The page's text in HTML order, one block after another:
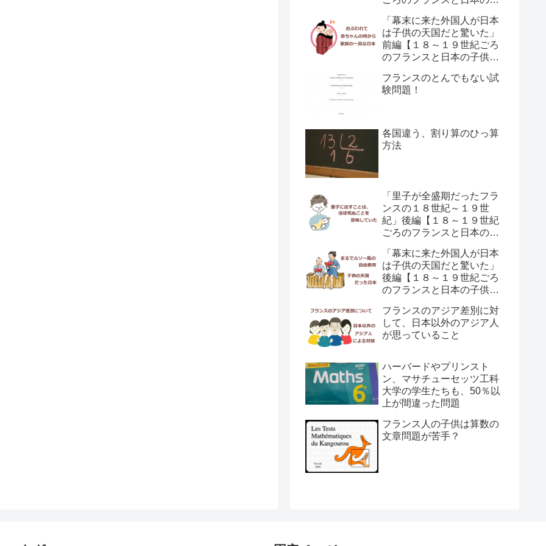
「幕末に来た外国人が日本
は子供の天国だと驚いた」
前編【１８～１９世紀ごろ
のフランスと日本の子供の
フランスのとんでもない試
験問題！
各国違う、割り算のひっ算
方法
「里子が全盛期だったフラ
ンスの１８世紀～１９世
紀」後編【１８～１９世紀
ごろのフランスと日本の子
「幕末に来た外国人が日本
は子供の天国だと驚いた」
後編【１８～１９世紀ごろ
のフランスと日本の子供の
フランスのアジア差別に対
して、日本以外のアジア人
が思っていること
ハーバードやプリンスト
ン、マサチューセッツ工科
大学の学生たちも、50％以
上が間違った問題
フランス人の子供は算数の
文章問題が苦手？